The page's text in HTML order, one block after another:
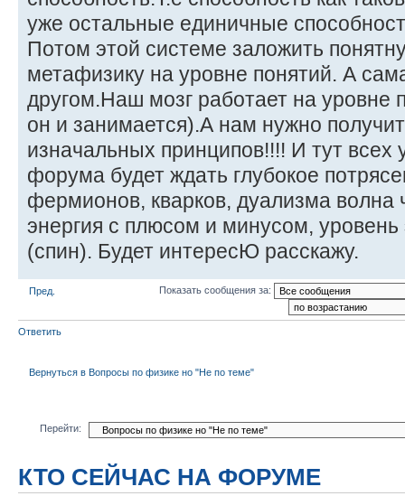
уже остальные единичные
Потом этой системе заложить
метафизику на уровне понятий. А
другом.Наш мозг работает на
он и занимается).А нам нужно
изначальных принципов!!!! И тут всех
форума будет ждать глубокое
фермионов, кварков, дуализма волна
энергия с плюсом и минусом, уровень
(спин). Будет интересЮ расскажу.
Пред. Показать сообщения за:
Ответить
Вернуться в Вопросы по физике но "Не по теме"
Перейти:
КТО СЕЙЧАС НА ФОРУМЕ